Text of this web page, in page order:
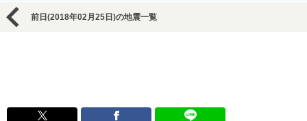
前日(2018年02月25日)の地震一覧